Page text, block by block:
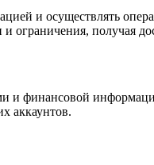
и осуществлять
ограничения, получая
финансовой
аккаунтов.